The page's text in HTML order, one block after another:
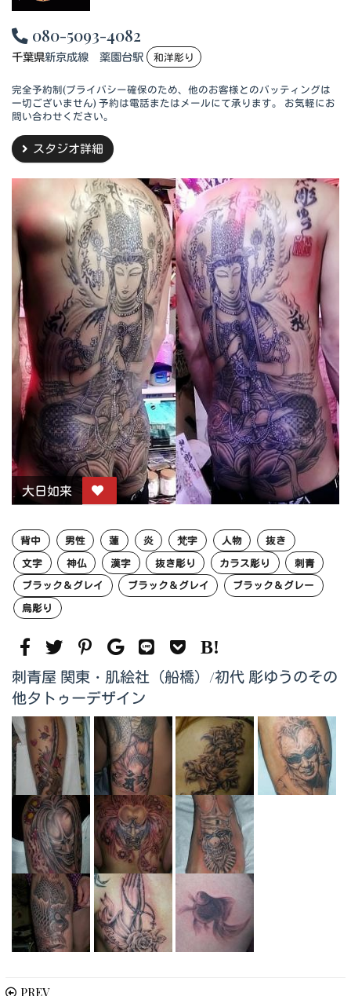
080-5093-4082
千葉県新京成線 薬園台駅 和洋彫り
完全予約制(プライバシー確保のため、他のお客様とのバッティングは
一切ございません) 予約は電話またはメールにて承ります。 お気軽にお
問い合わせください。
スタジオ詳細
大日如来
背中 男性 蓮 炎 梵字 人物
抜き
文字
神仏 漢字 抜き彫り カラス彫り
刺青
ブラック＆グレイ
ブラック＆グレイ
ブラック＆グレー
烏彫り
刺青屋 関東・肌絵社（船橋）/初代 彫ゆうのその
他タトゥーデザイン
PREV